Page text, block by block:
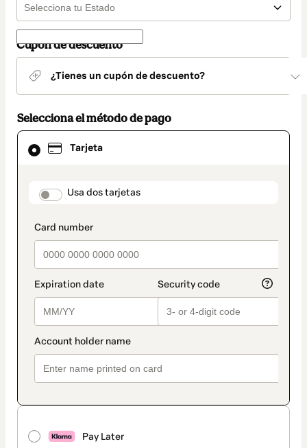
Cupón de descuento
¿Tienes un cupón de descuento?
Selecciona el método de pago
Tarjeta
payment_data.section_title_v2
Usa dos tarjetas
Pay Later
El
método
seleccionado